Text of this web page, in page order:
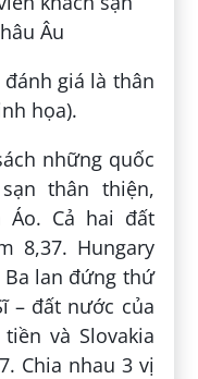
giá là thân
họa).
những quốc
thân thiện,
Áo. Cả hai đất
8,37. Hungary
lan đứng thứ
– đất nước của
và Slovakia
Chia nhau 3 vị